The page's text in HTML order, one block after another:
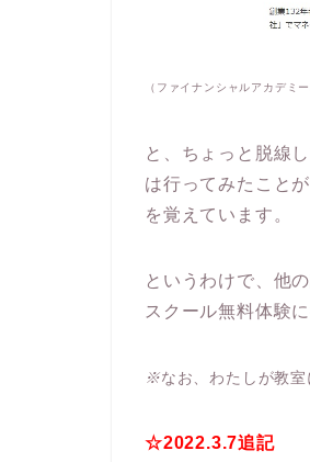
（ファイナンシャルアカデミー
と、ちょっと脱線
は行ってみたこと
を覚えています。
というわけで、他
スクール無料体験
※なお、わたしが教
☆2022.3.7追記